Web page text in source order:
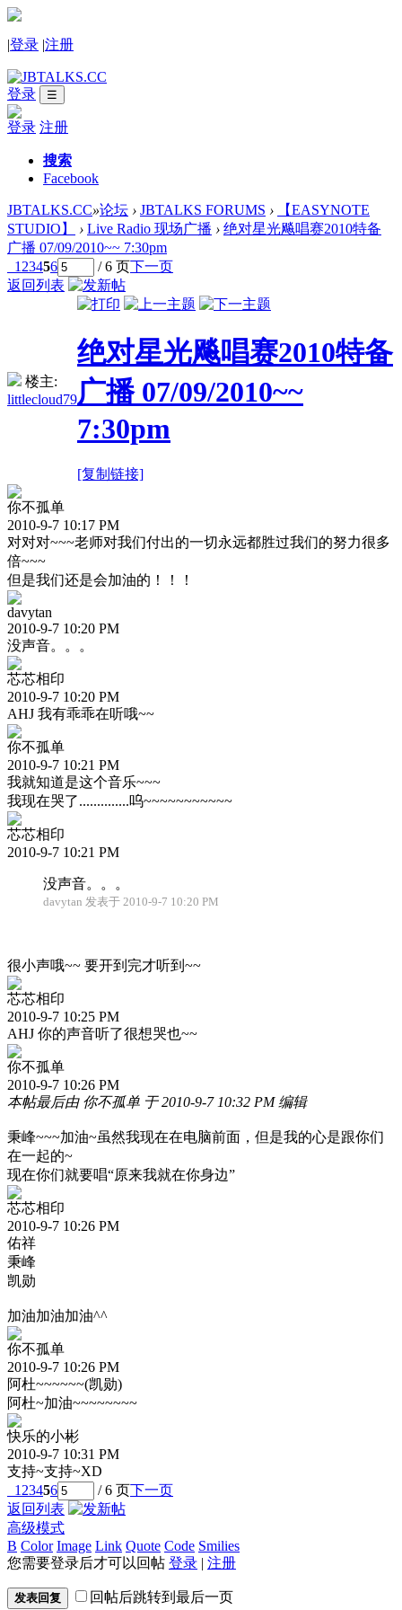
|登录 |注册
登录 ☰
登录 注册
搜索
Facebook
JBTALKS.CC»论坛 › JBTALKS FORUMS ›
【EASYNOTE
STUDIO】
› Live Radio 现场广播 › 绝对星光飚唱赛2010特备
广播 07/09/2010~~ 7:30pm
1 23456 / 6 页下一页
返回列表
楼主:
littlecloud79
绝对星光飚唱赛2010特备
广播 07/09/2010~~
7:30pm
[复制链接]
你不孤单
2010-9-7 10:17 PM
对对对~~~老师对我们付出的一切永远都胜过我们的努力很多
倍~~~
但是我们还是会加油的！！！
davytan
2010-9-7 10:20 PM
没声音。。。
芯芯相印
2010-9-7 10:20 PM
AHJ 我有乖乖在听哦~~
你不孤单
2010-9-7 10:21 PM
我就知道是这个音乐~~~
我现在哭了..............呜~~~~~~~~~~~
芯芯相印
2010-9-7 10:21 PM
没声音。。。
davytan 发表于 2010-9-7 10:20 PM
很小声哦~~ 要开到完才听到~~
芯芯相印
2010-9-7 10:25 PM
AHJ 你的声音听了很想哭也~~
你不孤单
2010-9-7 10:26 PM
本帖最后由 你不孤单 于 2010-9-7 10:32 PM 编辑
秉峰~~~加油~虽然我现在在电脑前面，但是我的心是跟你们
在一起的~
现在你们就要唱“原来我就在你身边”
芯芯相印
2010-9-7 10:26 PM
佑祥
秉峰
凯勋
加油加油加油^^
你不孤单
2010-9-7 10:26 PM
阿杜~~~~~~(凯勋)
阿杜~加油~~~~~~~~
快乐的小彬
2010-9-7 10:31 PM
支持~支持~XD
1 23456 / 6 页下一页
返回列表
高级模式
B Color Image Link Quote Code Smilies
您需要登录后才可以回帖 登录 | 注册
发表回复 回帖后跳转到最后一页